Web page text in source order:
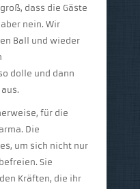
dass die Gäste
nein. Wir
Ball und wieder
dolle und dann
für die
Die
um sich nicht nur
Sie
Kräften, die ihr